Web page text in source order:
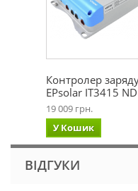
Контролер
EPsolar IT3415 ND
19 009 грн.
У Кошик
ВІДГУКИ